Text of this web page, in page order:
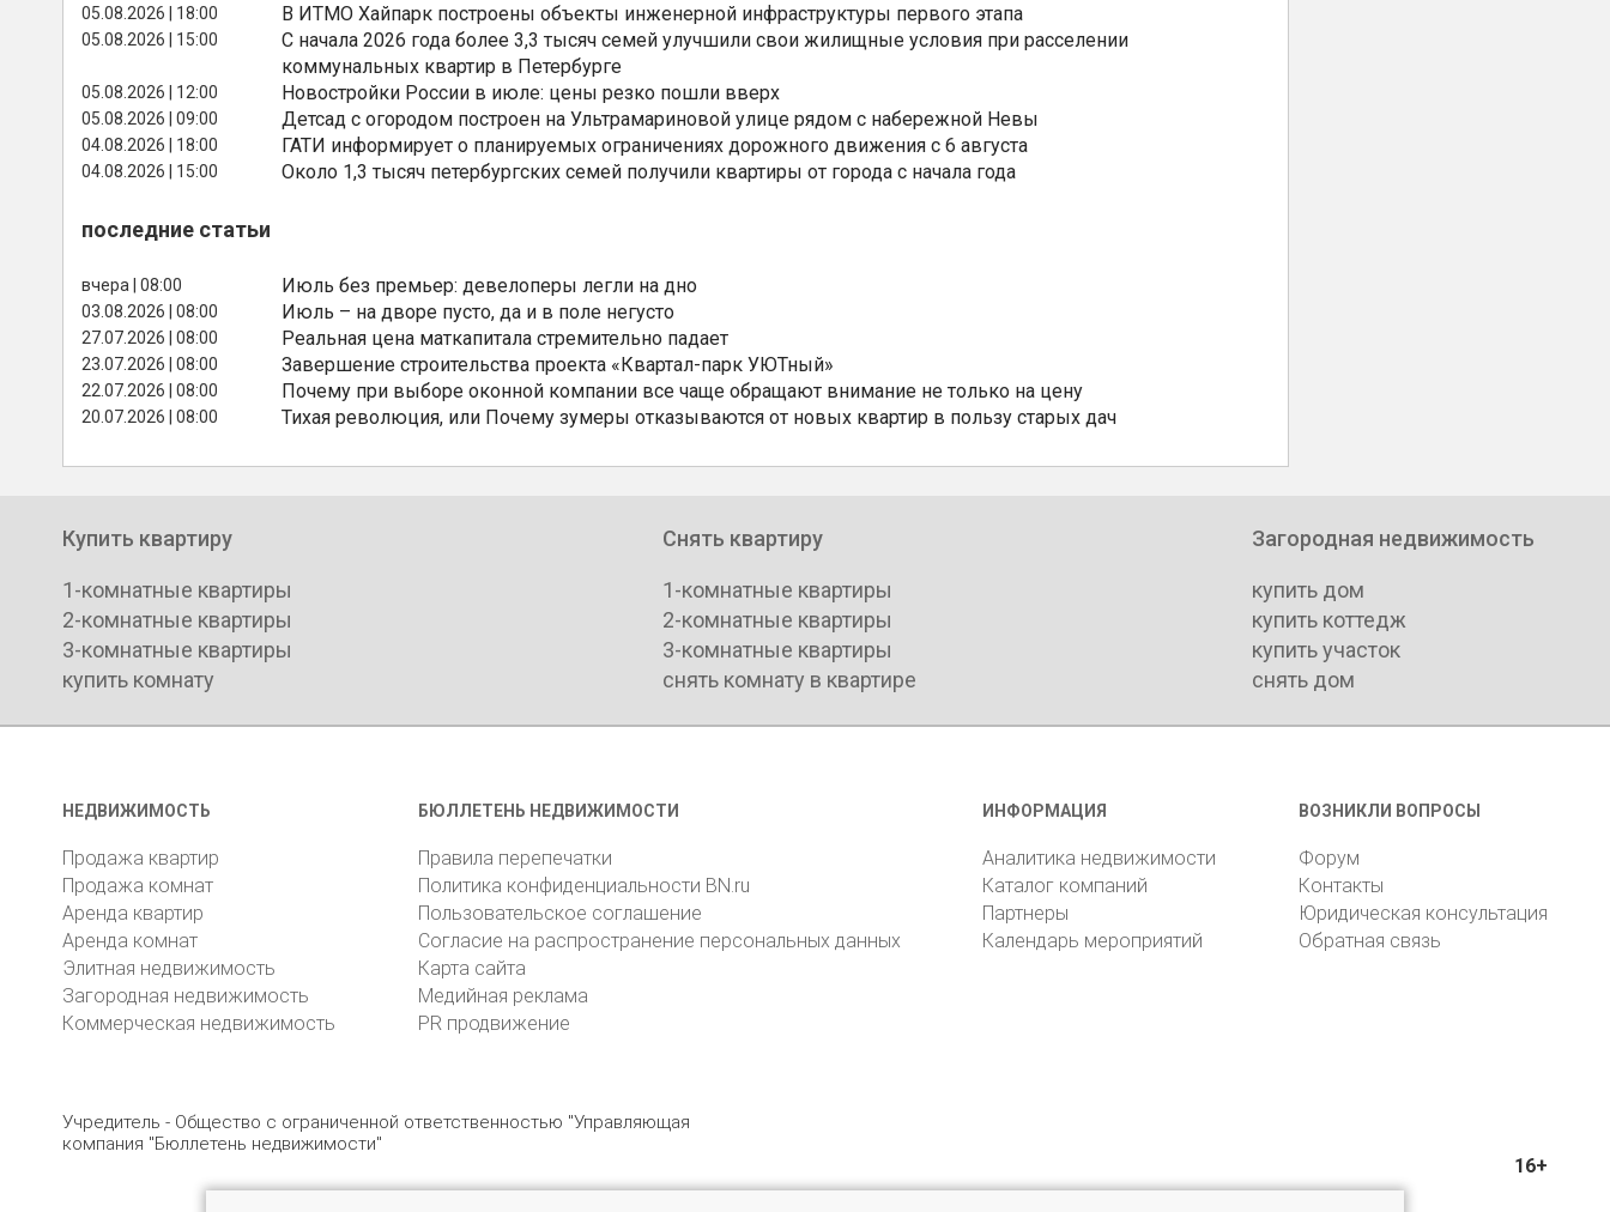
05.08.2026 | 18:00 В ИТМО Хайпарк построены объекты инженерной инфраструктуры первого этапа
05.08.2026 | 15:00
С начала 2026 года более 3,3 тысяч семей улучшили свои жилищные условия при расселении
коммунальных квартир в Петербурге
05.08.2026 | 12:00 Новостройки России в июле: цены резко пошли вверх
05.08.2026 | 09:00 Детсад с огородом построен на Ультрамариновой улице рядом с набережной Невы
04.08.2026 | 18:00 ГАТИ информирует о планируемых ограничениях дорожного движения с 6 августа
04.08.2026 | 15:00 Около 1,3 тысяч петербургских семей получили квартиры от города с начала года
последние статьи
вчера | 08:00 Июль без премьер: девелоперы легли на дно
03.08.2026 | 08:00 Июль – на дворе пусто, да и в поле негусто
27.07.2026 | 08:00 Реальная цена маткапитала стремительно падает
23.07.2026 | 08:00 Завершение строительства проекта «Квартал-парк УЮТный»
22.07.2026 | 08:00 Почему при выборе оконной компании все чаще обращают внимание не только на цену
20.07.2026 | 08:00 Тихая революция, или Почему зумеры отказываются от новых квартир в пользу старых дач
Купить квартиру
1-комнатные квартиры
2-комнатные квартиры
3-комнатные квартиры
купить комнату
Снять квартиру
1-комнатные квартиры
2-комнатные квартиры
3-комнатные квартиры
снять комнату в квартире
Загородная недвижимость
купить дом
купить коттедж
купить участок
снять дом
НЕДВИЖИМОСТЬ
Продажа квартир
Продажа комнат
Аренда квартир
Аренда комнат
Элитная недвижимость
Загородная недвижимость
Коммерческая недвижимость
БЮЛЛЕТЕНЬ НЕДВИЖИМОСТИ
Правила перепечатки
Политика конфиденциальности BN.ru
Пользовательское соглашение
Согласие на распространение персональных данных
Карта сайта
Медийная реклама
PR продвижение
ИНФОРМАЦИЯ
Аналитика недвижимости
Каталог компаний
Партнеры
Календарь мероприятий
ВОЗНИКЛИ ВОПРОСЫ
Форум
Контакты
Юридическая консультация
Обратная связь
Учредитель - Общество с ограниченной ответственностью "Управляющая
компания "Бюллетень недвижимости"
16+